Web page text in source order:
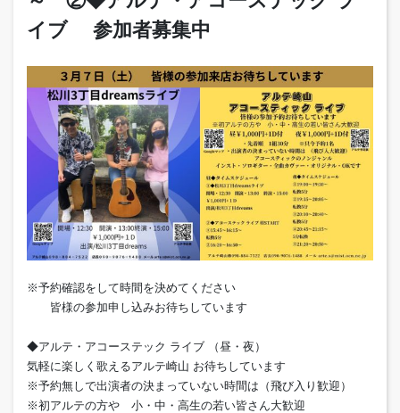
イブ 参加者募集中
※予約確認をして時間を決めてください
皆様の参加申し込みお待ちしています
◆アルテ・アコーステック ライブ （昼・夜）
気軽に楽しく歌えるアルテ崎山 お待ちしています
※予約無しで出演者の決まっていない時間は（飛び入り歓迎）
※初アルテの方や 小・中・高生の若い皆さん大歓迎